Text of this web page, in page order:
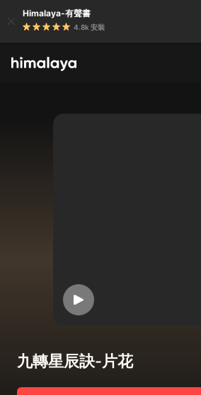
Himalaya-有聲書
4.8k 安裝
九轉星辰訣-片花